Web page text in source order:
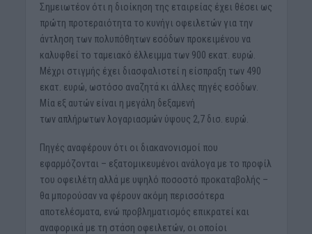
Σημειωτέον ότι η διοίκηση της εταιρείας έχει θέσει ως
πρώτη προτεραιότητα το κυνήγι οφειλετών για την
άντληση των πολυπόθητων εσόδων προκειμένου να
καλυφθεί το ταμειακό έλλειμμα των 900 εκατ. ευρώ.
Μέχρι στιγμής έχει διασφαλιστεί η είσπραξη των 490
εκατ. ευρώ, ωστόσο αναζητά κι άλλες πηγές εσόδων.
Μία εξ αυτών είναι η μεγάλη δεξαμενή
των απλήρωτων λογαριασμών ύψους 2,7 δισ. ευρώ.
Πηγές αναφέρουν ότι οι διακανονισμοί που
εφαρμόζονται – εξατομικευμένοι ανάλογα με το προφίλ
του οφειλέτη αλλά με υψηλό ποσοστό προκαταβολής –
θα μπορούσαν να φέρουν ακόμη περισσότερα
αποτελέσματα, ενώ προβληματισμός επικρατεί και
αναφορικά με τη στάση οφειλετών, οι οποίοι